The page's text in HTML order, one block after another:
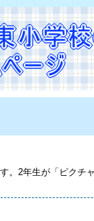
。2年生が「ピクチャ